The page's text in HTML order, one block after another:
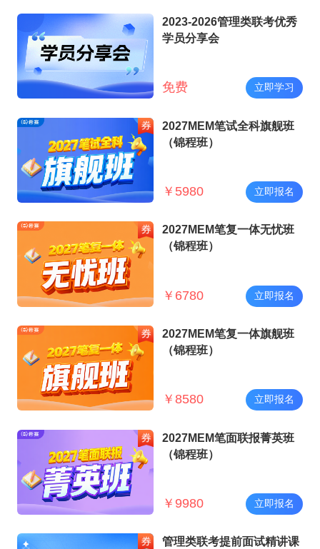
2023-2026管理类联考优秀
学员分享会
免费 立即学习
2027MEM笔试全科旗舰班
（锦程班）
￥ 5980 立即报名
2027MEM笔复一体无忧班
（锦程班）
￥ 6780 立即报名
2027MEM笔复一体旗舰班
（锦程班）
￥ 8580 立即报名
2027MEM笔面联报菁英班
（锦程班）
￥ 9980 立即报名
管理类联考提前面试精讲课